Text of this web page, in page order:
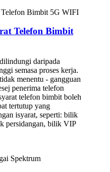
Telefon Bimbit
daripada
semasa proses kerja.
menentu - gangguan
penerima telefon
telefon bimbit boleh
tertutup yang
isyarat, seperti: bilik
persidangan, bilik VIP